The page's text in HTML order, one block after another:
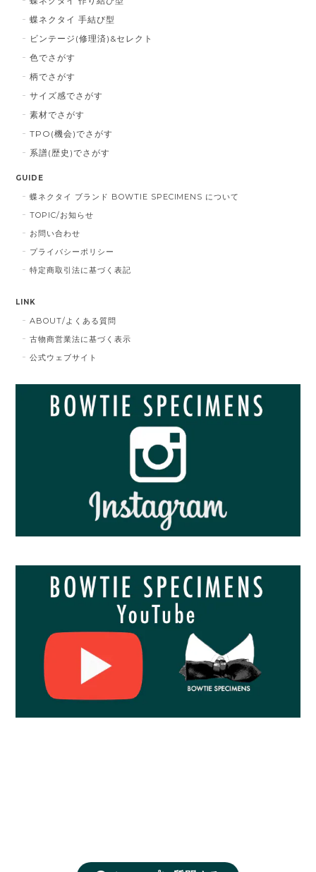
蝶ネクタイ 手結び型
ビンテージ(修理済)&セレクト
色でさがす
柄でさがす
サイズ感でさがす
素材でさがす
TPO(機会)でさがす
系譜(歴史)でさがす
GUIDE
蝶ネクタイ ブランド BOWTIE SPECIMENS について
TOPIC/お知らせ
お問い合わせ
プライバシーポリシー
特定商取引法に基づく表記
LINK
ABOUT/よくある質問
古物商営業法に基づく表示
公式ウェブサイト